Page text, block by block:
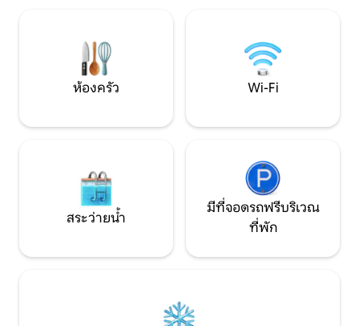
รถในบริเวณที่พักฟรี
อย่างที่คุณอาจต้อ
ห้องครัว Wi-Fi
สระว่ายน้ำ
มีที่จอดรถฟรีบริเวณ
ที่พัก